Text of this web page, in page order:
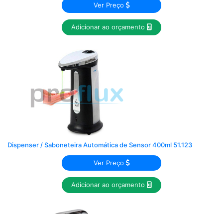
Ver Preço
Adicionar ao orçamento
Dispenser / Saboneteira Automática de Sensor 400ml 51.123
Ver Preço
Adicionar ao orçamento